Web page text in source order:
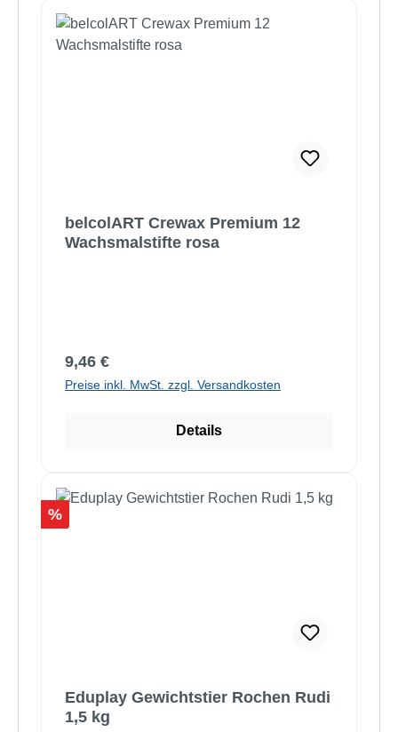
belcolART Crewax Premium 12
Wachsmalstifte rosa
Regulärer Preis:
9,46 €
Preise inkl. MwSt. zzgl. Versandkosten
Details
Rabatt
%
Eduplay Gewichtstier Rochen Rudi
1,5 kg